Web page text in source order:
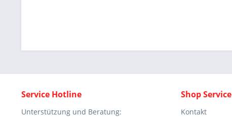
Service Hotline
Unterstützung und Beratung:
Shop Service
Kontakt